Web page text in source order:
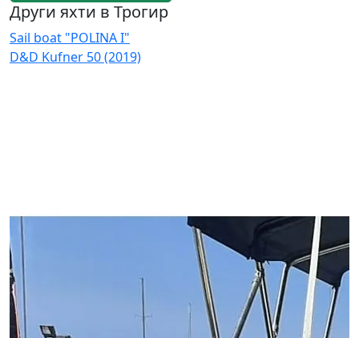
Други яхти в Трогир
Sail boat "POLINA I"
D&D Kufner 50 (2019)